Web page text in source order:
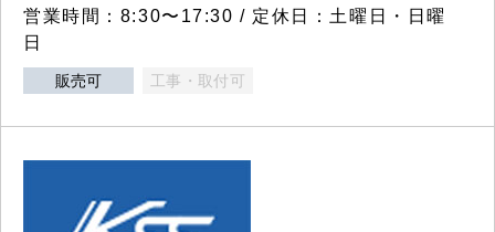
営業時間：8:30〜17:30 / 定休日：土曜日・日曜
日
販売可 工事・取付可